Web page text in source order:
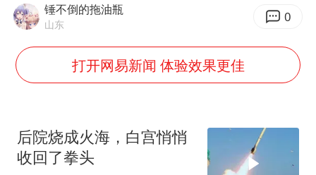
国防部：坚决反制任何闹海挑衅图谋
王力宏演唱会黄牛带观众藏匿被查获
江苏发布台风蓝色预警
“立秋的第一杯奶茶”又爆单了
锤不倒的拖油瓶
山东 0
打开网易新闻 体验效果更佳
后院烧成火海，白宫悄悄
收回了拳头